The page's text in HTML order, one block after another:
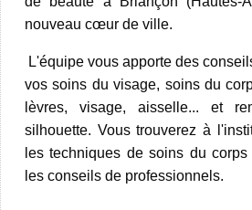
nouveau cœur de ville.
L'équipe vous apporte des
vos soins du visage, soins du
lèvres, visage, aisselle... et
silhouette. Vous trouverez à
les techniques de soins du
les conseils de professionnels.